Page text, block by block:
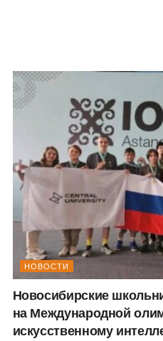
НОВОСТИ
Новосибирские
на Международной
искусственному